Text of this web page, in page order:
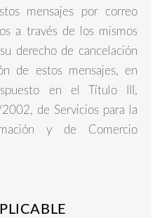
mensajes por correo
a través de los mismos
derecho de cancelación
de estos mensajes, en
en el Título III,
de Servicios para la
y de Comercio